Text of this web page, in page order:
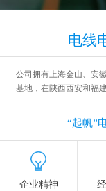
电线
公司拥有上海金山、安
基地，在陕西西安和福
“起帆”
企业精神